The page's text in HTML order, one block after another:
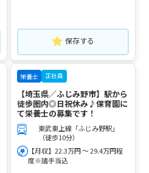
保存する
栄養士 正社員
【埼玉県／ふじみ野市】駅から
徒歩圏内◎日祝休み♪保育園に
て栄養士の募集です！
東武東上線「ふじみ野駅」
（徒歩10分）
【月収】22.3万円 ～ 29.4万円程
度※諸手当込